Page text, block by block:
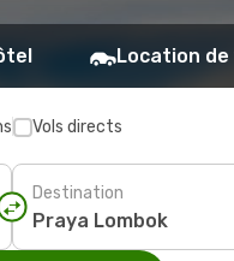
Location
Vols directs
Destination